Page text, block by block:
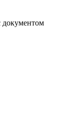
документом